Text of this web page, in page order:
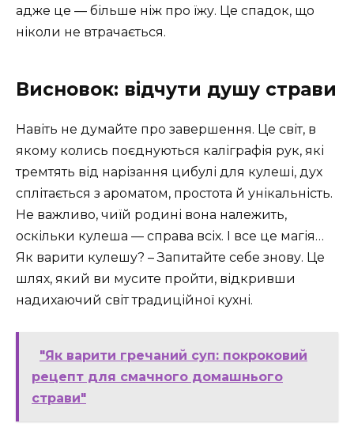
адже це — більше ніж про їжу. Це спадок, що
ніколи не втрачається.
Висновок: відчути душу страви
Навіть не думайте про завершення. Це світ, в
якому колись поєднуються каліграфія рук, які
тремтять від нарізання цибулі для кулеші, дух
сплітається з ароматом, простота й унікальність.
Не важливо, чиїй родині вона належить,
оскільки кулеша — справа всіх. І все це магія…
Як варити кулешу? – Запитайте себе знову. Це
шлях, який ви мусите пройти, відкривши
надихаючий світ традиційної кухні.
"Як варити гречаний суп: покроковий
рецепт для смачного домашнього
страви"